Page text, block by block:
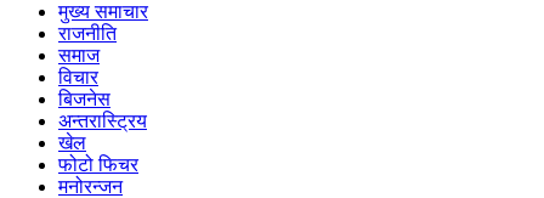
मुख्य समाचार
राजनीति
समाज
विचार
बिजनेस
अन्तरास्ट्रिय
खेल
फोटो फिचर
मनोरन्जन